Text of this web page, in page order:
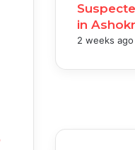
in
2 weeks ago